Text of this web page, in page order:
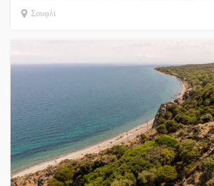
Σουφλί